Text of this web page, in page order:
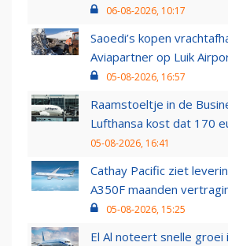
06-08-2026, 10:17
Saoedi’s kopen
Aviapartner op Luik
05-08-2026, 16:57
Raamstoeltje in de
Lufthansa kost dat 170
05-08-2026, 16:41
Cathay Pacific ziet
A350F maanden
05-08-2026, 15:25
El Al noteert snelle groei